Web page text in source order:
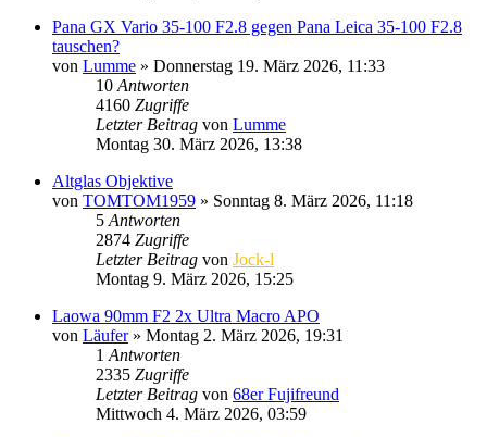
Pana GX Vario 35-100 F2.8 gegen Pana Leica 35-100 F2.8
tauschen?
von Lumme » Donnerstag 19. März 2026, 11:33
10 Antworten
4160 Zugriffe
Letzter Beitrag von Lumme
Montag 30. März 2026, 13:38
Altglas Objektive
von TOMTOM1959 » Sonntag 8. März 2026, 11:18
5 Antworten
2874 Zugriffe
Letzter Beitrag von Jock-l
Montag 9. März 2026, 15:25
Laowa 90mm F2 2x Ultra Macro APO
von Läufer» Montag 2. März 2026, 19:31
1 Antworten
2335 Zugriffe
Letzter Beitrag von 68er Fujifreund
Mittwoch 4. März 2026, 03:59